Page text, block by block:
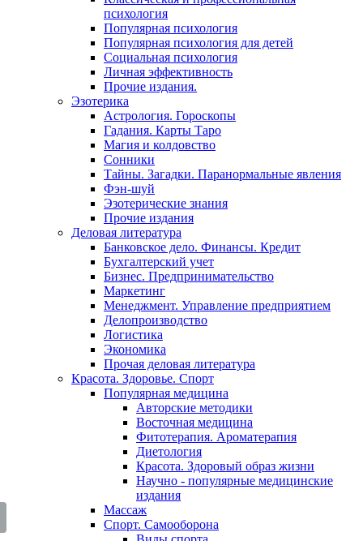
психология
Популярная психология
Популярная психология для детей
Социальная психология
Личная эффективность
Прочие издания.
Эзотерика
Астрология. Гороскопы
Гадания. Карты Таро
Магия и колдовство
Сонники
Тайны. Загадки. Паранормальные явления
Фэн-шуй
Эзотерические знания
Прочие издания
Деловая литература
Банковское дело. Финансы. Кредит
Бухгалтерский учет
Бизнес. Предпринимательство
Маркетинг
Менеджмент. Управление предприятием
Делопроизводство
Логистика
Экономика
Прочая деловая литература
Красота. Здоровье. Спорт
Популярная медицина
Авторские методики
Восточная медицина
Фитотерапия. Ароматерапия
Диетология
Красота. Здоровый образ жизни
Научно - популярные медицинские
издания
Массаж
Спорт. Самооборона